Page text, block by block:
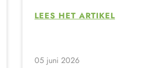
LEES HET ARTIKEL
05 juni 2026